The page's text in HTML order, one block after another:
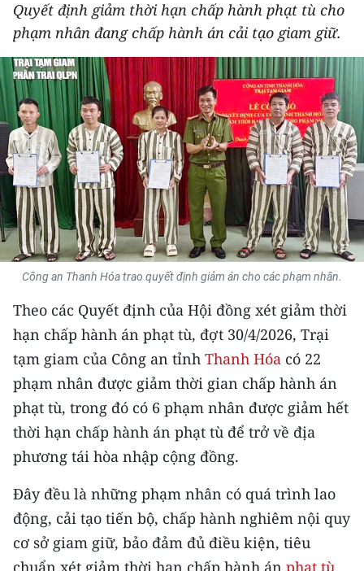
DU LỊCH
THẾ GIỚI
THỂ THAO
GIÁO DỤC
Y TẾ
KHOA HỌC - CÔNG NGHỆ
MÔI TRƯỜNG
BẠN ĐỌC
KIỂM CHỨNG THÔNG TIN
TRI THỨC CHUYÊN SÂU
54 DÂN TỘC VIỆT NAM
CHƯƠNG TRÌNH OCOP - MỖI XÃ
MỘT SẢN PHẨM
RADIO
MEDIA CENTER
Quyết định giảm thời hạn chấp hành phạt tù cho
phạm nhân đang chấp hành án cải tạo giam giữ.
Công an Thanh Hóa trao quyết định giảm án cho các phạm nhân.
Theo các Quyết định của Hội đồng xét giảm thời
hạn chấp hành án phạt tù, đợt 30/4/2026, Trại
tạm giam của Công an tỉnh Thanh Hóa có 22
phạm nhân được giảm thời gian chấp hành án
phạt tù, trong đó có 6 phạm nhân được giảm hết
thời hạn chấp hành án phạt tù để trở về địa
phương tái hòa nhập cộng đồng.
Đây đều là những phạm nhân có quá trình lao
động, cải tạo tiến bộ, chấp hành nghiêm nội quy
cơ sở giam giữ, bảo đảm đủ điều kiện, tiêu
chuẩn xét giảm thời hạn chấp hành án phạt tù